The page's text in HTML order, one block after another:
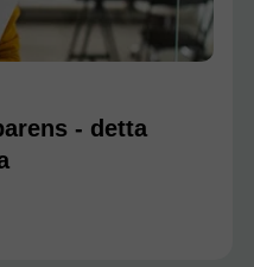
- detta